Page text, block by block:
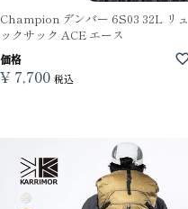
Champion デンバー 6S03 32L リュ
ックサック ACE エース
価格
¥ 7,700 税込